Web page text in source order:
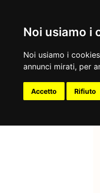
Noi usiamo i
Noi usiamo i
annunci mirati, per
Accetto Rifiuto